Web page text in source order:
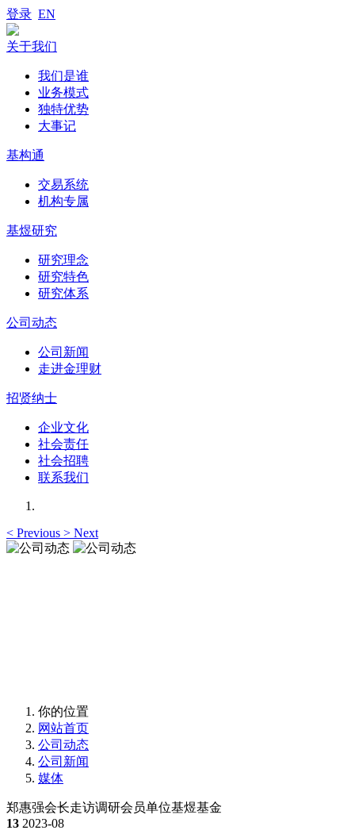
登录 EN
关于我们
我们是谁
业务模式
独特优势
大事记
基构通
交易系统
机构专属
基煜研究
研究理念
研究特色
研究体系
公司动态
公司新闻
走进金理财
招贤纳士
企业文化
社会责任
社会招聘
联系我们
< Previous > Next
你的位置
网站首页
公司动态
公司新闻
媒体
郑惠强会长走访调研会员单位基煜基金
13 2023-08